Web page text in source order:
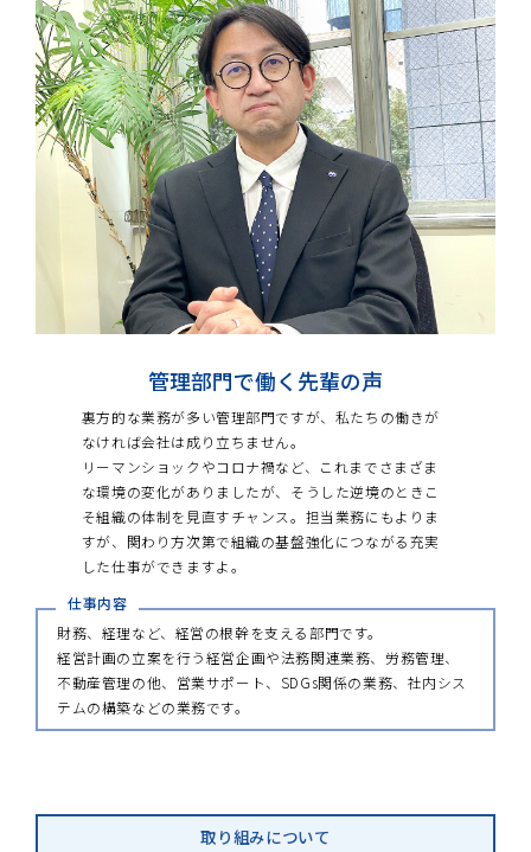
管理部門で働く先輩の声
裏方的な業務が多い管理部門ですが、私たちの働きが
なければ会社は成り立ちません。
リーマンショックやコロナ禍など、これまでさまざま
な環境の変化がありましたが、そうした逆境のときこ
そ組織の体制を見直すチャンス。担当業務にもよりま
すが、関わり方次第で組織の基盤強化につながる充実
した仕事ができますよ。
財務、経理など、経営の根幹を支える部門です。
経営計画の立案を行う経営企画や法務関連業務、労務管理、
不動産管理の他、営業サポート、SDGs関係の業務、社内シス
テムの構築などの業務です。
取り組みについて